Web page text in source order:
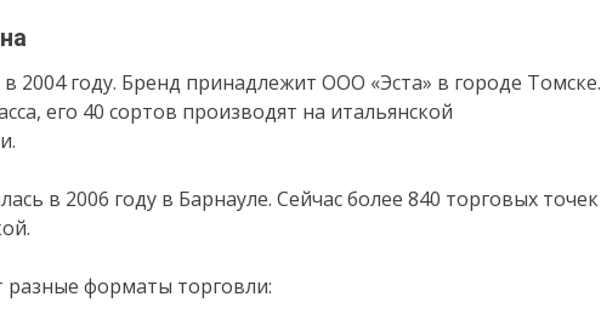
2004 году. Бренд принадлежит ООО «Эста» в городе Томске.
его 40 сортов производят на итальянской
в 2006 году в Барнауле. Сейчас более 840 торговых точек
разные форматы торговли: